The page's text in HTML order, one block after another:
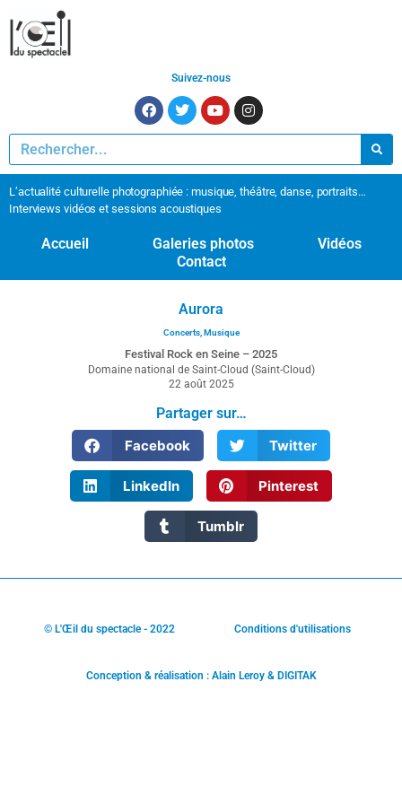
Suivez-nous
L’actualité culturelle photographiée : musique, théâtre, danse, portraits…
Interviews vidéos et sessions acoustiques
Accueil Galeries photos
Vidéos
Contact
Aurora
Concerts,Musique
Festival Rock en Seine – 2025
Domaine national de Saint-Cloud (Saint-Cloud)
22 août 2025
Partager sur…
Facebook
Twitter
LinkedIn Pinterest
Tumblr
© L'Œil du spectacle - 2022 Conditions d'utilisations
Conception & réalisation : Alain Leroy & DIGITAK